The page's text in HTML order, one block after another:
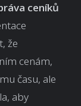
ceníků
že
cenám,
času, ale
aby